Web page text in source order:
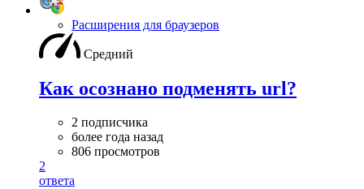
Расширения для браузеров
Средний
Как осознано подменять url?
2 подписчика
более года назад
806 просмотров
2
ответа